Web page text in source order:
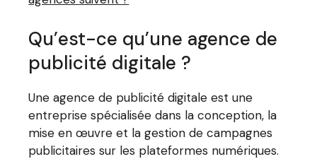
Qu’est-ce qu’une agence de
publicité digitale ?
Une agence de publicité digitale est une
entreprise spécialisée dans la conception, la
mise en œuvre et la gestion de campagnes
publicitaires sur les plateformes numériques.